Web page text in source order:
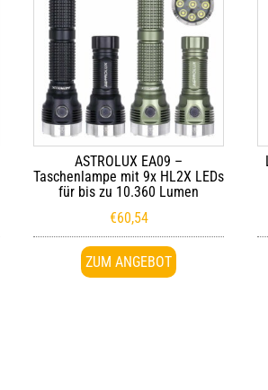
ASTROLUX EA09 –
Taschenlampe mit 9x HL2X LEDs
für bis zu 10.360 Lumen
€60,54
ZUM ANGEBOT